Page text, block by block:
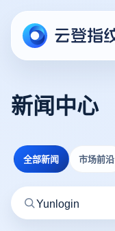
新闻中心
全部新闻 市场前沿